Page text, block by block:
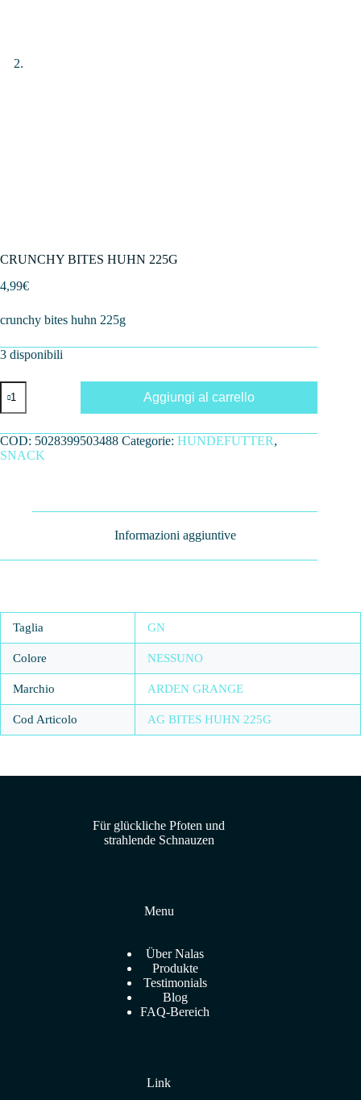
CRUNCHY BITES HUHN 225G
4,99€
crunchy bites huhn 225g
3 disponibili
CRUNCHY
BITES
HUHN
quantità
Aggiungi al carrello
COD: 5028399503488 Categorie: HUNDEFUTTER,
SNACK
Informazioni aggiuntive
Taglia GN
Colore NESSUNO
Marchio ARDEN GRANGE
Cod Articolo AG BITES HUHN 225G
Für glückliche Pfoten und
strahlende Schnauzen
Menu
Über Nalas
Produkte
Testimonials
Blog
FAQ-Bereich
Link